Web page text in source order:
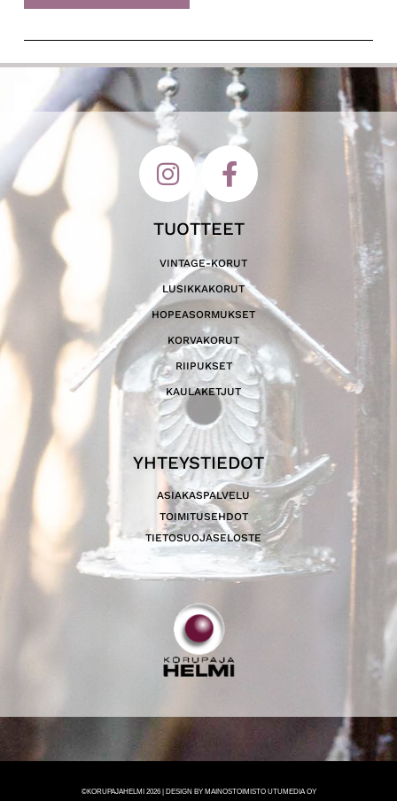
TUOTTEET
VINTAGE-KORUT
LUSIKKAKORUT
HOPEASORMUKSET
KORVAKORUT
RIIPUKSET
KAULAKETJUT
YHTEYSTIEDOT
ASIAKASPALVELU
TOIMITUSEHDOT
TIETOSUOJASELOSTE
©KORUPAJAHELMI 2026 | DESIGN BY MAINOSTOIMISTO UTUMEDIA OY